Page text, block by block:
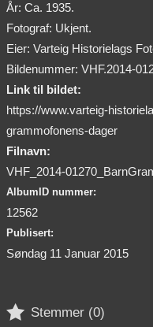
År: Ca. 1935.
Fotograf: Ukjent.
Eier: Varteig Historielags
Bildenummer: VHF.2014-
Link til bildet:
https://www.varteig-
grammofonens-dager
Filnavn:
VHF_2014-
AlbumID nummer:
12562
Publisert:
Søndag 11 Januar 2015
 Stemmer (0)